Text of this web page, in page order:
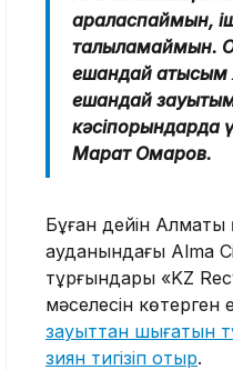
араласпаймын,
талқыламаймын.
ешқандай
ешқандай
кәсіпорындарда
Марат Омаров.
Бұған дейін
ауданындағы Alma
тұрғындары «KZ
мәселесін көтерген
зауыттан шығатын
зиян тигізіп отыр.